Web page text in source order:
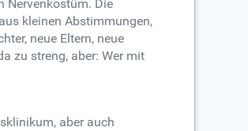
Nervenkostüm. Die
kleinen Abstimmungen,
neue Eltern, neue
zu streng, aber: Wer mit
aber auch